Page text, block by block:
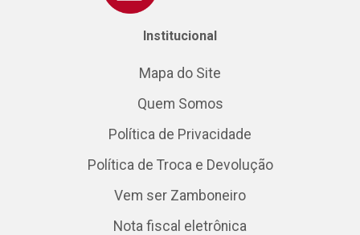
Institucional
Mapa do Site
Quem Somos
Política de Privacidade
Política de Troca e Devolução
Vem ser Zamboneiro
Nota fiscal eletrônica